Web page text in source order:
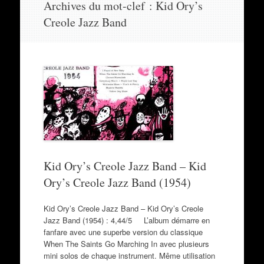
contenu
Archives du mot-clef : Kid Ory’s
Creole Jazz Band
Kid Ory’s Creole Jazz Band – Kid
Ory’s Creole Jazz Band (1954)
Kid Ory’s Creole Jazz Band – Kid Ory’s Creole
Jazz Band (1954) : 4,44/5 L’album démarre en
fanfare avec une superbe version du classique
When The Saints Go Marching In avec plusieurs
mini solos de chaque instrument. Même utilisation